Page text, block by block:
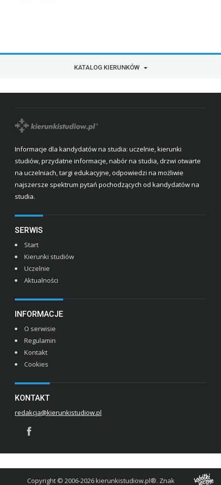
KATALOG KIERUNKÓW
Informacje dla kandydatów na studia: uczelnie, kierunki
studiów, przydatne informacje, nabór na studia, drzwi otwarte
na uczelniach, targi edukacyjne, odpowiedzi na możliwie
najszersze spektrum pytań pochodzących od kandydatów na
studia.
SERWIS
Start
Kierunki studiów
Uczelnie
Aktualności
INFORMACJE
O serwisie
Regulamin
Kontakt
Cookies
KONTAKT
redakcja@kierunkistudiow.pl
Copyright © 2006-2026 kierunkistudiow.pl®. Znak